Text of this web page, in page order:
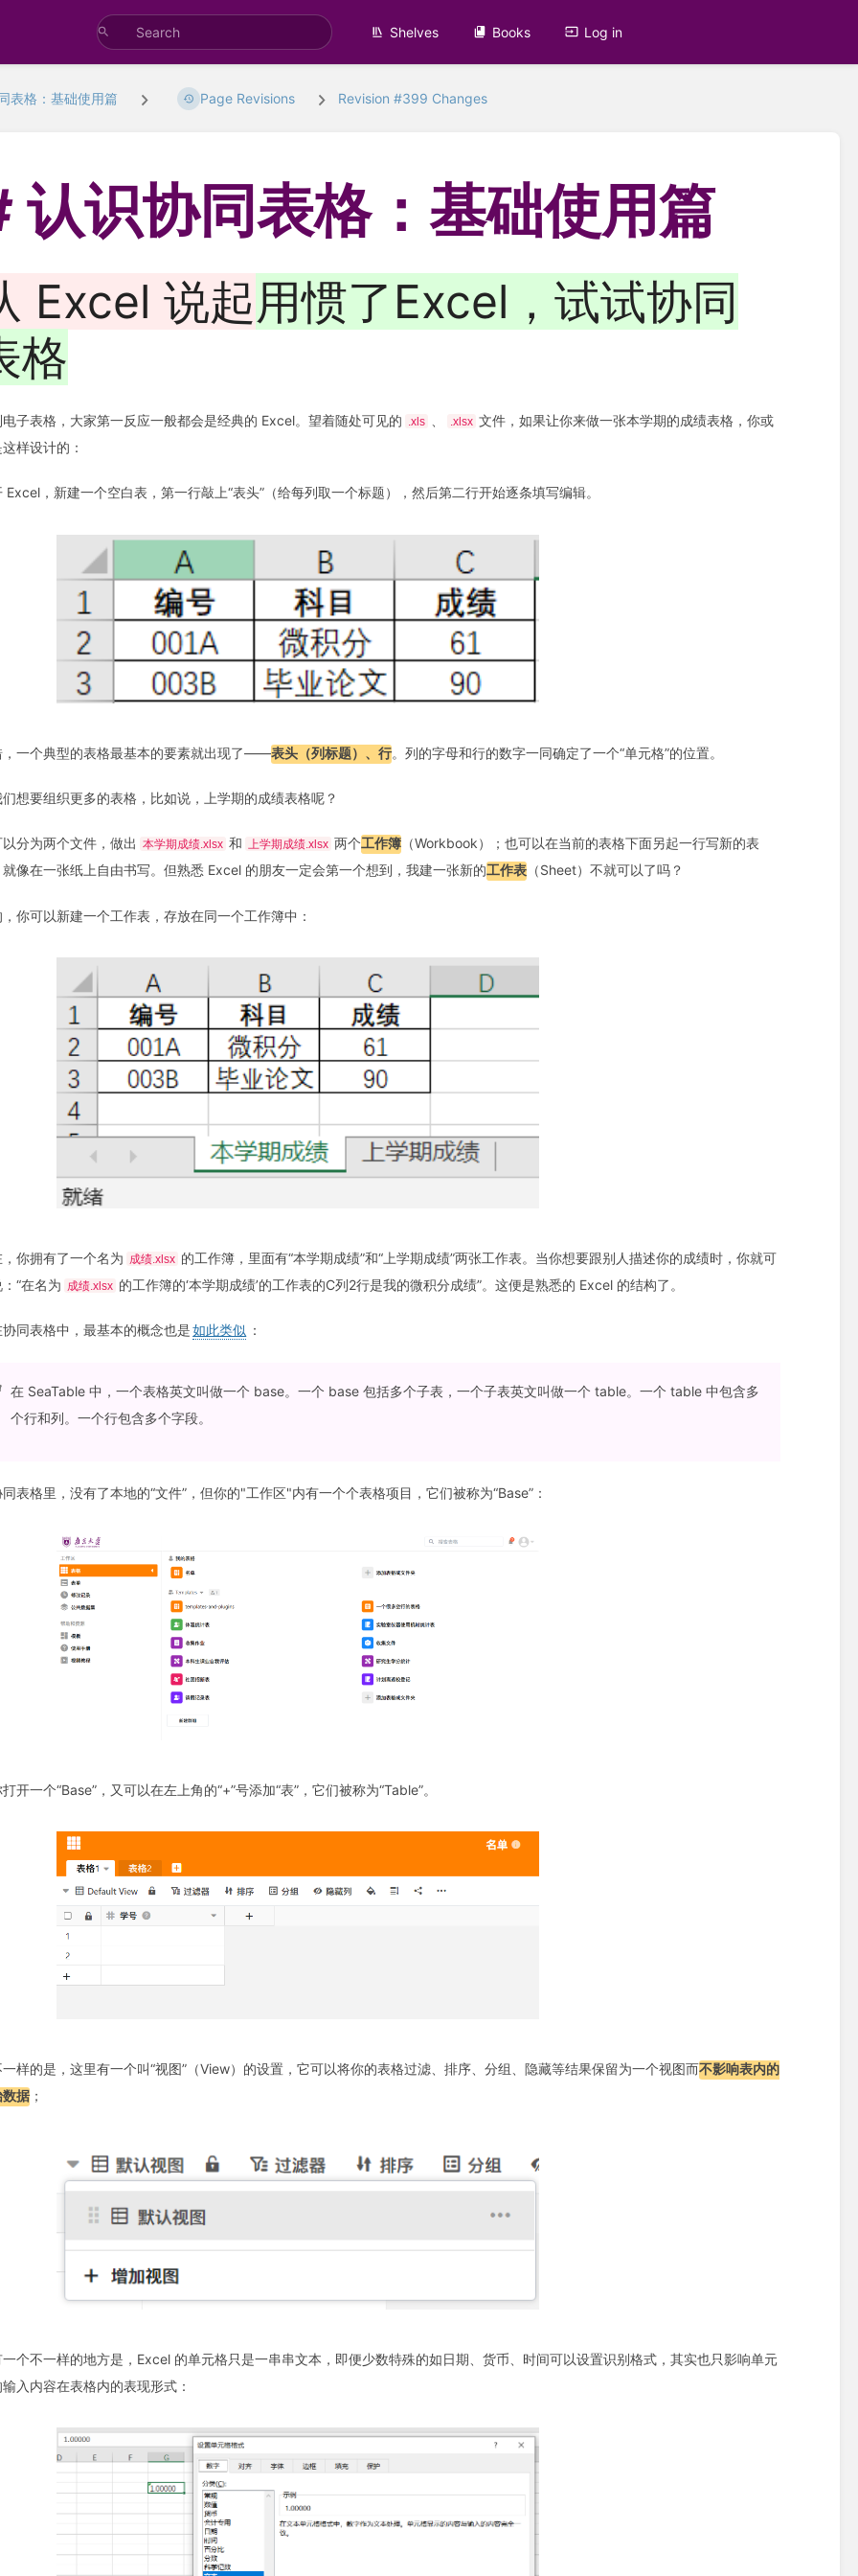
Shelves Books Log in
表格：基础使用篇 Page Revisions Revision #399 Changes
认识协同表格：基础使用篇
Excel 说起用惯了Excel，试试协同
格
电子表格，大家第一反应一般都会是经典的 Excel。望着随处可见的 .xls .xlsx 文件，如果让你来做一张本学期的成绩表格，你或
样设计的：
Excel，新建一个空白表，第一行敲上“表头”（给每列取一个标题），然后第二行开始逐条填写编辑。
，一个典型的表格最基本的要素就出现了——表头（列标题）、行。列的字母和行的数字一同确定了一个“单元格”的位置。
想要组织更多的表格，比如说，上学期的成绩表格呢？
分为两个文件，做出 本学期成绩.xlsx 和 上学期成绩.xlsx 两个工作簿 （Workbook）；也可以在当前的表格下面另起一行写新的表
就像在一张纸上自由书写。但熟悉 Excel 的朋友一定会第一个想到，我建一张新的工作表 （Sheet）不就可以了吗？
你可以新建一个工作表，存放在同一个工作簿中：
你拥有了一个名为 成绩.xlsx 的工作簿，里面有“本学期成绩”和“上学期成绩”两张工作表。当你想要跟别人描述你的成绩时，你就可
“在名为
成绩.xlsx 的工作簿的‘本学期成绩’的工作表的C列2行是我的微积分成绩”。这便是熟悉的 Excel 的结构了。
同表格中，最基本的概念也是如此类似 ：
在 SeaTable 中，一个表格英文叫做一个 base。一个 base 包括多个子表，一个子表英文叫做一个 table。一个 table 中包含多
个行和列。一个行包含多个字段。
表格里，没有了本地的“文件”，但你的"工作区"内有一个个表格项目，它们被称为“Base”：
开一个“Base”，又可以在左上角的“+”号添加“表”，它们被称为“Table”。
样的是，这里有一个叫“视图”（View）的设置，它可以将你的表格过滤、排序、分组、隐藏等结果保留为一个视图而不影响表内的
数据 ；
一个不一样的地方是，Excel 的单元格只是一串串文本，即便少数特殊的如日期、货币、时间可以设置识别格式，其实也只影响单元
入内容在表格内的表现形式：